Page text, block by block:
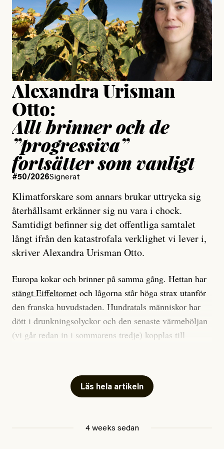
Jesper Lundby
Publicerad15 July, 2026
Uppdaterad15 July, 2026
Alexandra Urisman
Otto:
Allt brinner och de
”progressiva”
fortsätter som vanligt
#50/2026Signerat
Klimatforskare som annars brukar uttrycka sig
återhållsamt erkänner sig nu vara i chock.
Samtidigt befinner sig det offentliga samtalet
långt ifrån den katastrofala verklighet vi lever i,
skriver Alexandra Urisman Otto.
Europa kokar och brinner på samma gång. Hettan har
stängt Eiffeltornet och lågorna står höga strax utanför
den franska huvudstaden. Hundratals människor har
dött i drunkningsolyckor och den senaste värmeböljan
(vi går redan in i sommarens tredje) kopplas till
Har du också panik i hettan? Känns det som en
mardröm? Bra, allt annat vore fullständigt orimligt.
att han brukar vara ganska återhållsam när han
Läs hela artikeln
4 weeks sedan